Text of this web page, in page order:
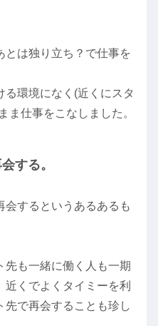
とは独り立ち？で仕事を
環境になく(近くにスタ
ま仕事をこなしました。
する。
会するというあるあるも
先も一緒に働く人も一期
くでよくタイミーを利
先で再会することも珍し